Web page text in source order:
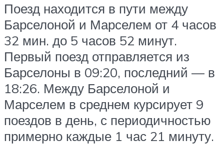
Поезд находится в пути между
Барселоной и Марселем от 4 часов
32 мин. до 5 часов 52 минут.
Первый поезд отправляется из
Барселоны в 09:20, последний — в
18:26. Между Барселоной и
Марселем в среднем курсирует 9
поездов в день, с периодичностью
примерно каждые 1 час 21 минуту.